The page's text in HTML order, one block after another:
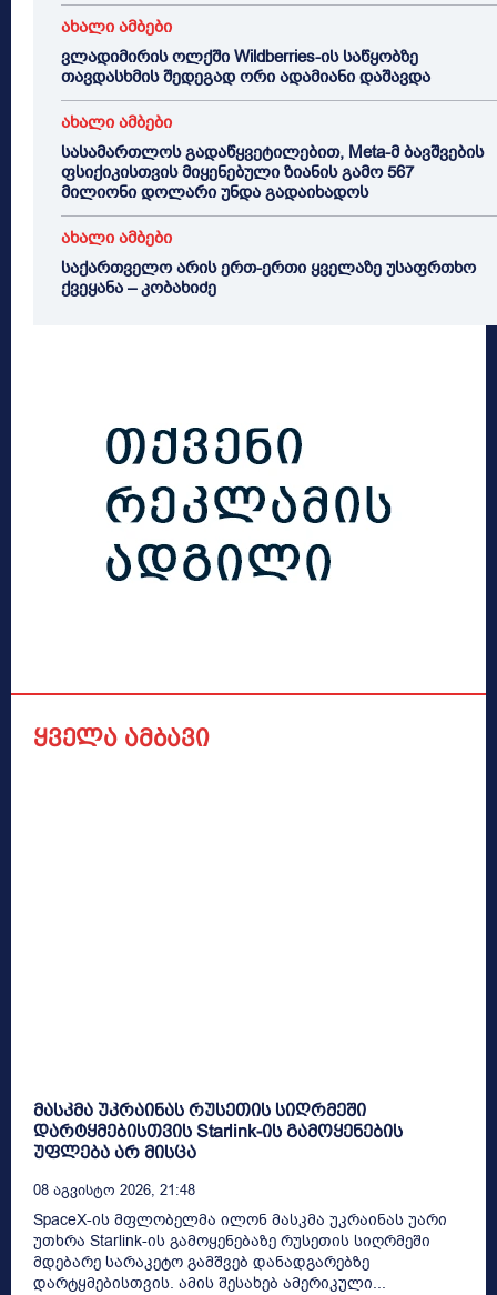
ახალი ამბები
ვლადიმირის ოლქში Wildberries-ის საწყობზე
თავდასხმის შედეგად ორი ადამიანი დაშავდა
ახალი ამბები
სასამართლოს გადაწყვეტილებით, Meta-მ ბავშვების
ფსიქიკისთვის მიყენებული ზიანის გამო 567
მილიონი დოლარი უნდა გადაიხადოს
ახალი ამბები
საქართველო არის ერთ-ერთი ყველაზე უსაფრთხო
ქვეყანა – კობახიძე
ყველა ამბავი
მასკმა უკრაინას რუსეთის სიღრმეში
დარტყმებისთვის Starlink-ის გამოყენების
უფლება არ მისცა
08 Აგვისტო 2026, 21:48
SpaceX-ის მფლობელმა ილონ მასკმა უკრაინას უარი
უთხრა Starlink-ის გამოყენებაზე რუსეთის სიღრმეში
მდებარე სარაკეტო გამშვებ დანადგარებზე
დარტყმებისთვის. ამის შესახებ ამერიკული...